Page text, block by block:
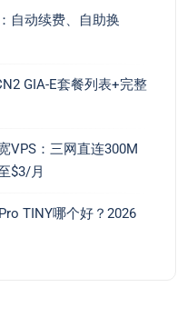
自动续费、自助换
GIA-E套餐列表+完整
VPS：三网直连300M
$3/月
TINY哪个好？2026